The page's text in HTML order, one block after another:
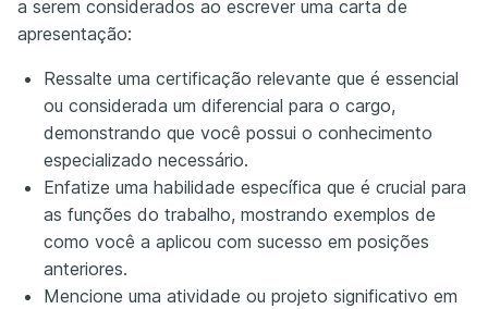
a serem considerados ao escrever uma carta de
apresentação:
Ressalte uma certificação relevante que é essencial
ou considerada um diferencial para o cargo,
demonstrando que você possui o conhecimento
especializado necessário.
Enfatize uma habilidade específica que é crucial para
as funções do trabalho, mostrando exemplos de
como você a aplicou com sucesso em posições
anteriores.
Mencione uma atividade ou projeto significativo em